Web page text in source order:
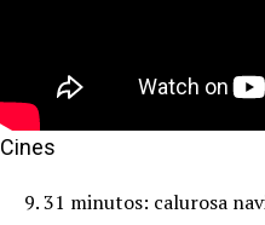
Cines
9. 31 minutos: calurosa